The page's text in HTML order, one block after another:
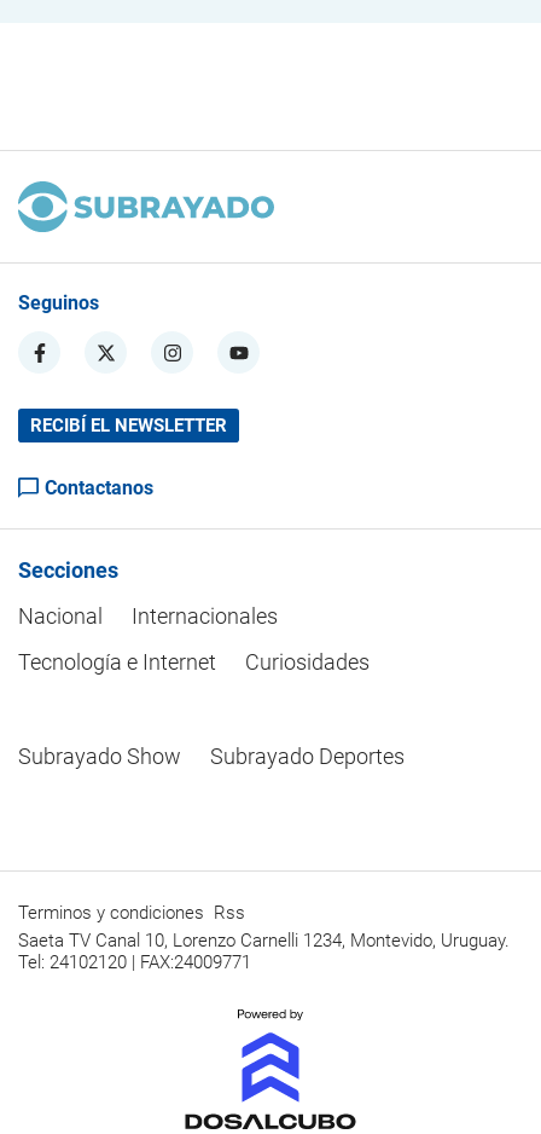
Seguinos
RECIBÍ EL NEWSLETTER
Contactanos
Secciones
Nacional
Internacionales
Tecnología e Internet
Curiosidades
Subrayado Show Subrayado Deportes
Terminos y condiciones Rss
Saeta TV Canal 10, Lorenzo Carnelli 1234, Montevido, Uruguay.
Tel: 24102120 | FAX:24009771